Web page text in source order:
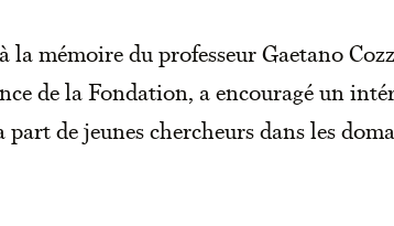
la mémoire du professeur Gaetano
de la Fondation, a encouragé un
de jeunes chercheurs dans les